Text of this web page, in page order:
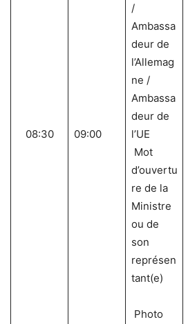
08:30 09:00
/
Ambassa
deur de
l’Allemag
ne /
Ambassa
deur de
l’UE
Mot
d’ouvertu
re de la
Ministre
ou de
son
représen
tant(e)
Photo